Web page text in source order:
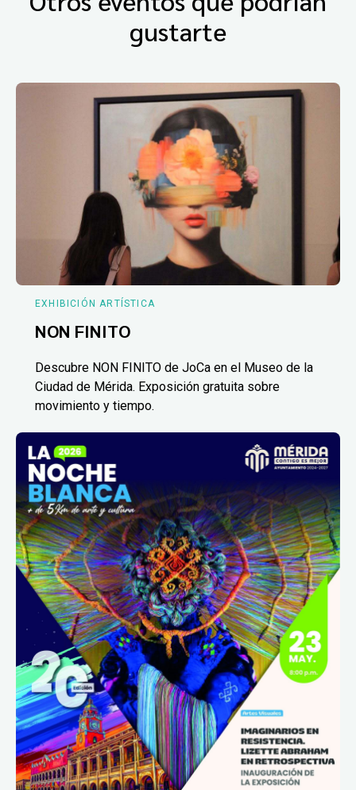
gustarte
EXHIBICIÓN ARTÍSTICA
NON FINITO
Descubre NON FINITO de JoCa en el Museo de la
Ciudad de Mérida. Exposición gratuita sobre
movimiento y tiempo.